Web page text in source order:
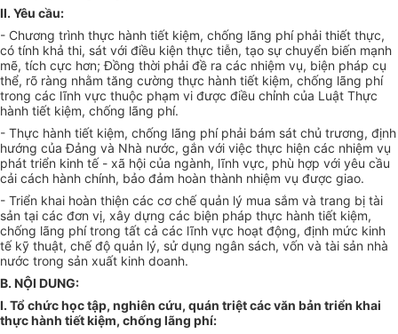
II. Yêu cầu:
- Chương trình thực hành tiết kiệm, chống lãng phí phải thiết thực,
có tính khả thi, sát với điều kiện thực tiễn, tạo sự chuyển biến mạnh
mẽ, tích cực hơn; Đồng thời phải đề ra các nhiệm vụ, biện pháp cụ
thể, rõ ràng nhằm tăng cường thực hành tiết kiệm, chống lãng phí
trong các lĩnh vực thuộc phạm vi được điều chỉnh của Luật Thực
hành tiết kiệm, chống lãng phí.
- Thực hành tiết kiệm, chống lãng phí phải bám sát chủ trương, định
hướng của Đảng và Nhà nước, gắn với việc thực hiện các nhiệm vụ
phát triển kinh tế - xã hội của ngành, lĩnh vực, phù hợp với yêu cầu
cải cách hành chính, bảo đảm hoàn thành nhiệm vụ được giao.
- Triển khai hoàn thiện các cơ chế quản lý mua sắm và trang bị tài
sản tại các đơn vị, xây dựng các biện pháp thực hành tiết kiệm,
chống lãng phí trong tất cả các lĩnh vực hoạt động, định mức kinh
tế kỹ thuật, chế độ quản lý, sử dụng ngân sách, vốn và tài sản nhà
nước trong sản xuất kinh doanh.
B. NỘI DUNG:
I. Tổ chức học tập, nghiên cứu, quán triệt các văn bản triển khai
thực hành tiết kiệm, chống lãng phí: